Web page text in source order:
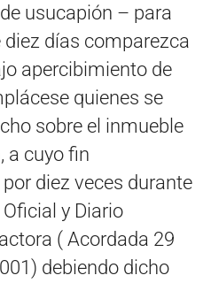
usucapión – para
diez días comparezca
apercibimiento de
quienes se
sobre el inmueble
a cuyo fin
diez veces durante
y Diario
( Acordada 29
debiendo dicho